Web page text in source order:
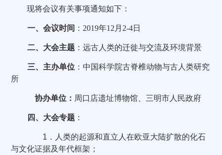
现将会议有关事项通知如下：
一、会议时间 ： 2019年12 月 2-4日
二、大会主题：远古人类的迁徙与交流及环境背景
三、主办单位：中国科学院古脊椎动物与古人类研究
所
协办单位： 周口店遗址博物馆、三明市人民政府
四、大会专题：
1 ．人类的起源和直立人在欧亚大陆扩散的化石
与文化证据及年代框架；